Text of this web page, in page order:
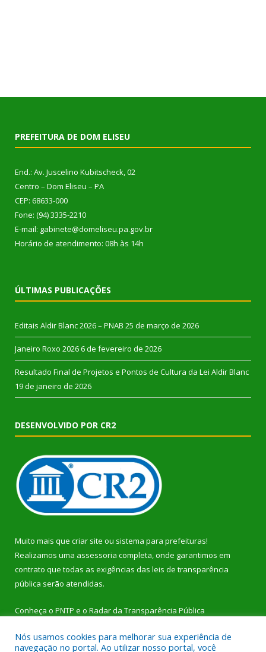
PREFEITURA DE DOM ELISEU
End.: Av. Juscelino Kubitscheck, 02
Centro – Dom Eliseu – PA
CEP: 68633-000
Fone: (94) 3335-2210
E-mail: gabinete@domeliseu.pa.gov.br
Horário de atendimento: 08h às 14h
ÚLTIMAS PUBLICAÇÕES
Editais Aldir Blanc 2026 – PNAB 25 de março de 2026
Janeiro Roxo 2026 6 de fevereiro de 2026
Resultado Final de Projetos e Pontos de Cultura da Lei Aldir Blanc
19 de janeiro de 2026
DESENVOLVIDO POR CR2
Muito mais que criar site ou sistema para prefeituras!
Realizamos uma assessoria completa, onde garantimos em
contrato que todas as exigências das leis de transparência
pública serão atendidas.
Conheça o PNTP e o Radar da Transparência Pública
Nós usamos cookies para melhorar sua experiência de
navegação no portal. Ao utilizar nosso portal, você